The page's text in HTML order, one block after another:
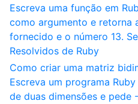
Escreva uma função em
como argumento e retorna
fornecido e o número 13.
Resolvidos de Ruby
Como criar uma matriz
Escreva um programa
de duas dimensões e pede